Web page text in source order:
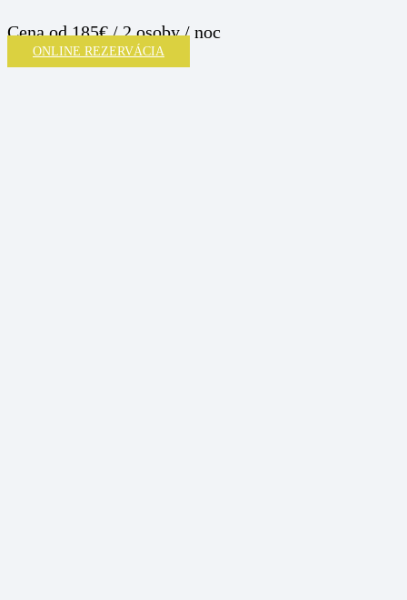
Cenaod 185€ / 2 osoby / noc
ONLINE REZERVÁCIA